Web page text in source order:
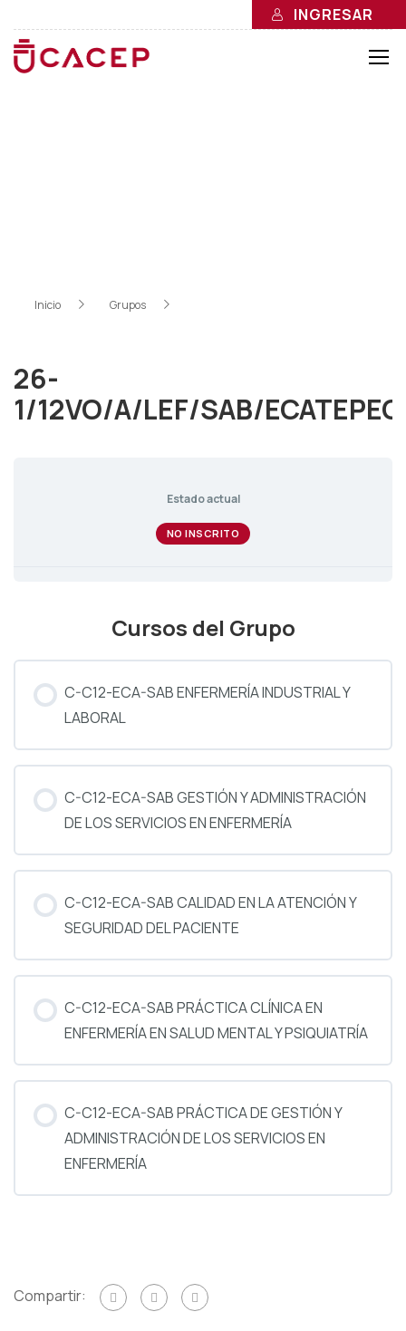
INGRESAR
Inicio Grupos
26-
1/12VO/A/LEF/SAB/
Estado actual
NO INSCRITO
Cursos del Grupo
C-C12-ECA-SAB ENFERMERÍA INDUSTRIAL Y
LABORAL
0% COMPLETADO 0/0 pasos
C-C12-ECA-SAB GESTIÓN Y ADMINISTRACIÓN
DE LOS SERVICIOS EN ENFERMERÍA
0% COMPLETADO 0/0 pasos
C-C12-ECA-SAB CALIDAD EN LA ATENCIÓN Y
SEGURIDAD DEL PACIENTE
0% COMPLETADO 0/0 pasos
C-C12-ECA-SAB PRÁCTICA CLÍNICA EN
ENFERMERÍA EN SALUD MENTAL Y PSIQUIATRÍA
0% COMPLETADO 0/0 pasos
C-C12-ECA-SAB PRÁCTICA DE GESTIÓN Y
ADMINISTRACIÓN DE LOS SERVICIOS EN
ENFERMERÍA
Compartir: